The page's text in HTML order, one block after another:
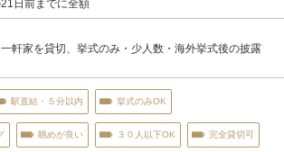
日前までに全額
軒家を貸切、挙式のみ・少人数・海外挙式後の披露
駅直結・５分以内 挙式のみOK
眺めが良い ３０人以下OK 完全貸切可